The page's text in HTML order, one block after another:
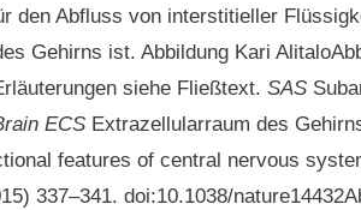
den Abfluss von interstitieller
Gehirns ist. Abbildung Kari
siehe Fließtext. SAS
ECS Extrazellularraum des
features of central nervous
337–341. doi:10.1038/